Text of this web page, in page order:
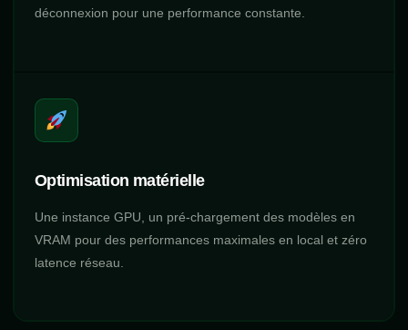
déconnexion pour une performance constante.
Optimisation matérielle
Une instance GPU, un pré-chargement des modèles en
VRAM pour des performances maximales en local et zéro
latence réseau.